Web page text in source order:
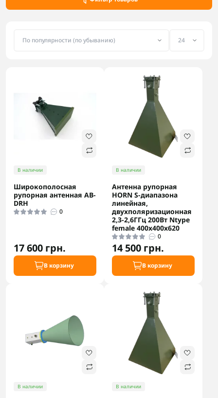
В наличии
Широкополосная
рупорная антенная AB-
DRH
0
17 600 грн.
В корзину
В наличии
Антенна рупорная
HORN S-диапазона
линейная,
двухполяризационная
2,3-2,6ГГц 200Вт Ntype
female 400х400х620
0
14 500 грн.
В корзину
В наличии В наличии